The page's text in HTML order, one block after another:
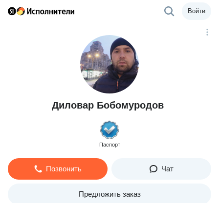
Войти
Диловар Бобомуродов
Паспорт
Позвонить Чат
Предложить заказ